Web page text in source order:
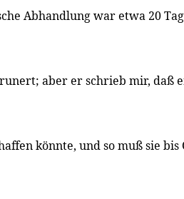
Abhandlung war etwa 20
aber er schrieb mir, daß
könnte, und so muß sie